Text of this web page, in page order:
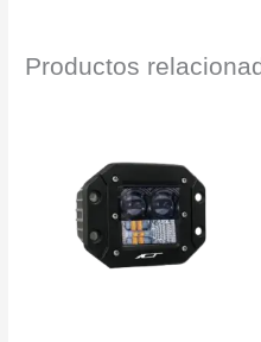
Productos